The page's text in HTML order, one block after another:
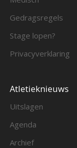
Gedragsregels
Stage lopen?
Privacyverklaring
Atletieknieuws
Uitslagen
Agenda
Archief